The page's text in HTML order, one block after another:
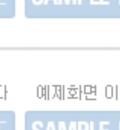
[2022] 라이프어스 인-스